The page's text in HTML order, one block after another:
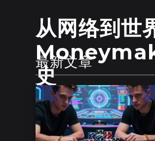
从网络到世
史
2026年1月17日
最新文章